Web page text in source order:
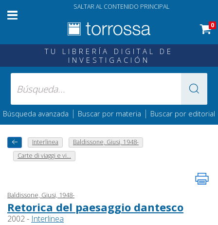
SALTAR AL CONTENIDO PRINCIPAL
0
TU LIBRERÍA DIGITAL DE
INVESTIGACIÓN
Búsqueda avanzada | Buscar por materia | Buscar por editorial
Interlinea
Baldissone, Giusi, 1948-
Carte di viaggi e vi...
Baldissone, Giusi, 1948-
Retorica del paesaggio dantesco
2002 - Interlinea